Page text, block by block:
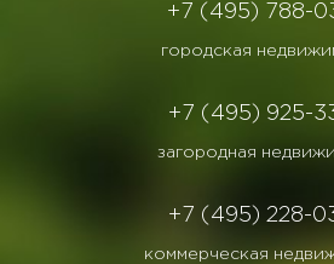
+7 (495) 788-
городская
+7 (495) 925-
загородная
+7 (495) 228-
коммерческая